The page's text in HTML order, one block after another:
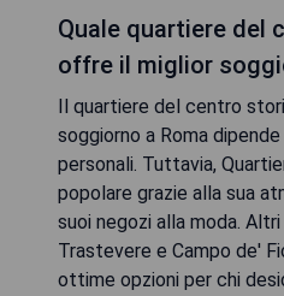
Quale quartiere del
offre il miglior
Il quartiere del centro
soggiorno a Roma
personali. Tuttavia,
popolare grazie alla sua
suoi negozi alla moda.
Trastevere e Campo de'
ottime opzioni per chi